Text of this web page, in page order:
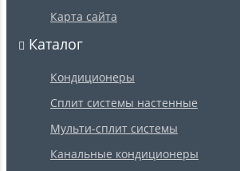
Карта сайта
Каталог
Кондиционеры
Сплит системы настенные
Мульти-сплит системы
Канальные кондиционеры